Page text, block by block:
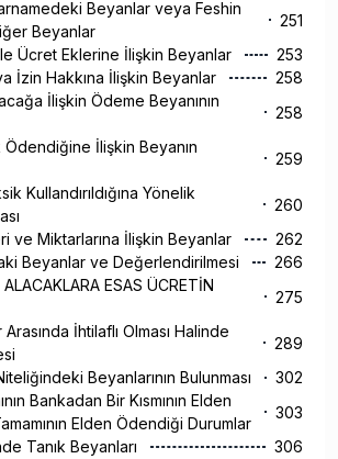
Beyanlar veya Feshin
Beyanlar
251
Ücret Eklerine İlişkin Beyanlar
253
İzin Hakkına İlişkin Beyanlar
258
İlişkin Ödeme Beyanının
258
İlişkin Beyanın
259
Kullandırıldığına Yönelik
260
ve Miktarlarına İlişkin Beyanlar
262
Beyanlar ve Değerlendirilmesi
266
ESAS ÜCRETİN
275
İhtilaflı Olması Halinde
289
Beyanlarının Bulunması
302
Bankadan Bir Kısmının Elden
Elden Ödendiği Durumlar
303
Tanık Beyanları
306